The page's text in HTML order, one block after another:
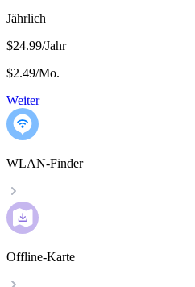
Jährlich
$24.99/Jahr
$2.49/Mo.
Weiter
WLAN-Finder
Offline-Karte